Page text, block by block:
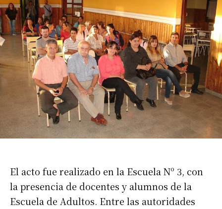
El acto fue realizado en la Escuela Nº 3, con
la presencia de docentes y alumnos de la
Escuela de Adultos. Entre las autoridades